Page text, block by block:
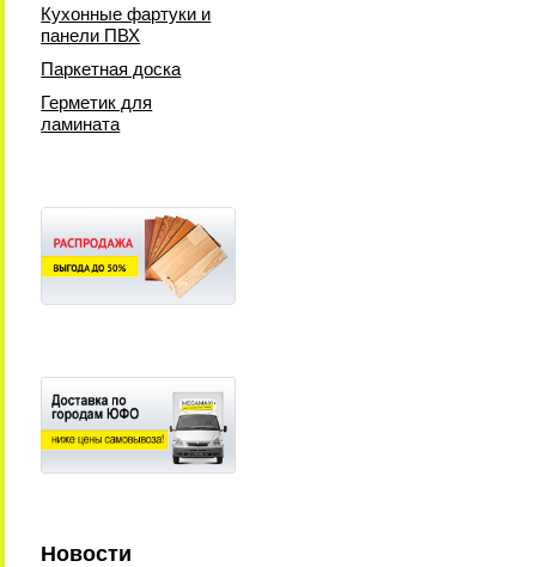
Кухонные фартуки и
панели ПВХ
Паркетная доска
Герметик для
ламината
Новости